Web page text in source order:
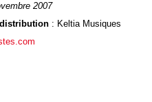
2007
: Keltia Musiques